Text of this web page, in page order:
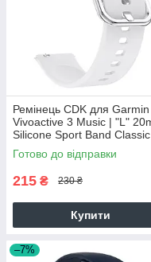
Ремінець CDK для Garmin
Vivoactive 3 Music | "L"
Silicone Sport Band Classic
(09651) (white)
Готово до відправки
215 ₴ 230 ₴
Купити
–7%